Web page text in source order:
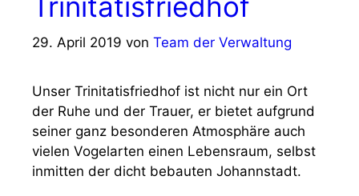
29. April 2019 von Team der Verwaltung
Unser Trinitatisfriedhof ist nicht nur ein Ort
der Ruhe und der Trauer, er bietet aufgrund
seiner ganz besonderen Atmosphäre auch
vielen Vogelarten einen Lebensraum, selbst
inmitten der dicht bebauten Johannstadt.